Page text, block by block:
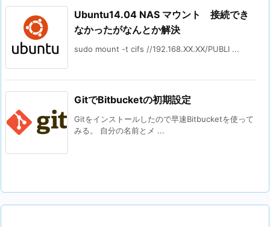
Ubuntu14.04 NAS マウント 接続でき
なかったがなんとか解決
sudo mount -t cifs //192.168.XX.XX/PUBLI ...
GitでBitbucketの初期設定
Gitをインストールしたので早速Bitbucketを使って
みる。 自分の名前とメ ...